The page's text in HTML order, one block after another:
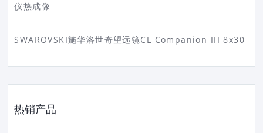
仪热成像
SWAROVSKI施华洛世奇望远镜CL Companion III 8x30
热销产品